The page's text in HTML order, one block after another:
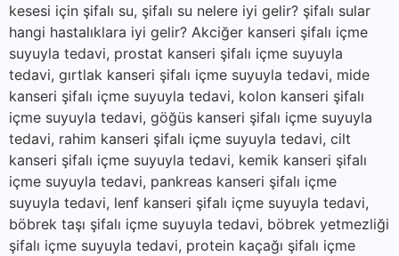
kesesi için şifalı su, şifalı su nelere iyi gelir? şifalı sular
hangi hastalıklara iyi gelir? Akciğer kanseri şifalı içme
suyuyla tedavi, prostat kanseri şifalı içme suyuyla
tedavi, gırtlak kanseri şifalı içme suyuyla tedavi, mide
kanseri şifalı içme suyuyla tedavi, kolon kanseri şifalı
içme suyuyla tedavi, göğüs kanseri şifalı içme suyuyla
tedavi, rahim kanseri şifalı içme suyuyla tedavi, cilt
kanseri şifalı içme suyuyla tedavi, kemik kanseri şifalı
içme suyuyla tedavi, pankreas kanseri şifalı içme
suyuyla tedavi, lenf kanseri şifalı içme suyuyla tedavi,
böbrek taşı şifalı içme suyuyla tedavi, böbrek yetmezliği
şifalı içme suyuyla tedavi, protein kaçağı şifalı içme